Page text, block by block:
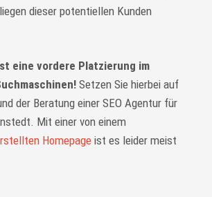
dieser potentiellen Kunden
eine vordere Platzierung im
Setzen Sie hierbei auf
der Beratung einer SEO Agentur für
Mit einer von einem
Homepageist es leider meist